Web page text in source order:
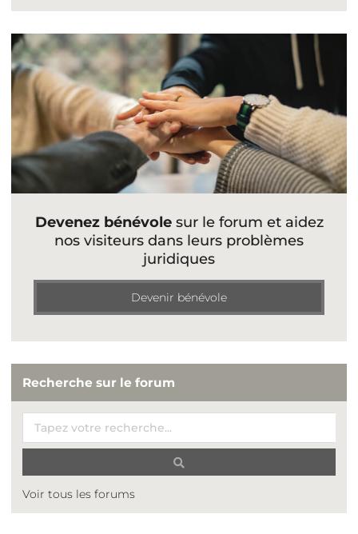
Devenez bénévolesur le forum et aidez
nos visiteurs dans leurs problèmes
juridiques
Devenir bénévole
Recherche sur le forum
Voir tous les forums